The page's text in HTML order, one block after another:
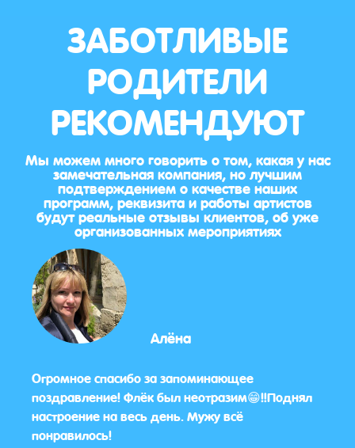
ЗАБОТЛИВЫЕ
РОДИТЕЛИ
РЕКОМЕНДУЮТ
Мы можем много говорить о том, какая у нас
замечательная компания, но лучшим
подтверждением о качестве наших
программ, реквизита и работы артистов
будут реальные отзывы клиентов, об уже
организованных мероприятиях
Алёна
Огромное спасибо за запоминающее
поздравление! Флёк был неотразим😁‼️Поднял
настроение на весь день. Мужу всё
понравилось!